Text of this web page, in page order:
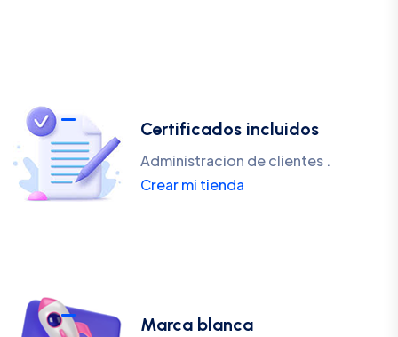
Certificados incluidos
Administracion de clientes .
Crear mi tienda
Marca blanca